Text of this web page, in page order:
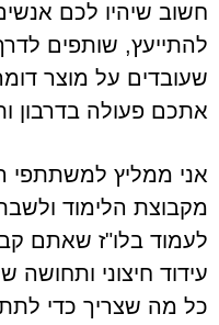
חשוב שיהיו לכם
להתייעץ, שותפים
שעובדים על מוצר
אתכם פעולה בדרבון
אני ממליץ למשתתפי
מקבוצת הלימוד
לעמוד בלו"ז שאתם
עידוד חיצוני ותחושה
כל מה שצריך כדי